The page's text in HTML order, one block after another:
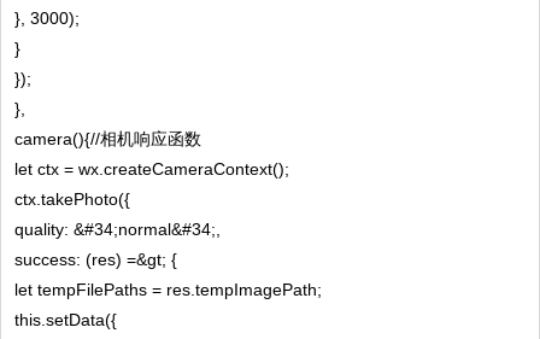
}, 3000);
}
});
},
camera(){//相机响应函数
let ctx = wx.createCameraContext();
ctx.takePhoto({
quality: &#34;normal&#34;,
success: (res) =&gt; {
let tempFilePaths = res.tempImagePath;
this.setData({